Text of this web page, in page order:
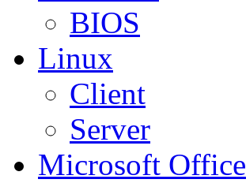
BIOS
Linux
Client
Server
Microsoft Office